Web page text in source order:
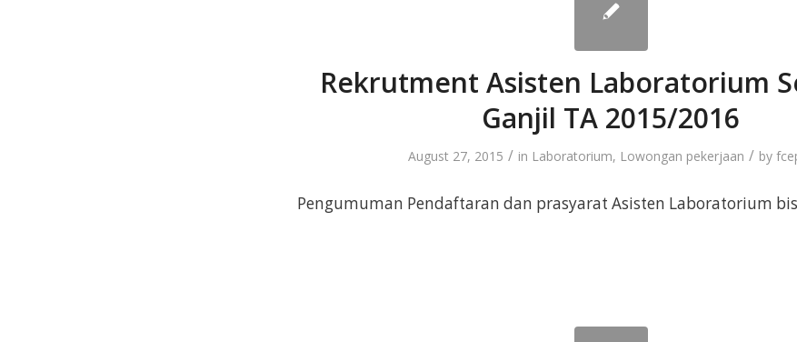
Rekrutment Asisten Laboratorium
Ganjil TA 2015/2016
August 27, 2015 / in Laboratorium, Lowongan pekerjaan / by
Pengumuman Pendaftaran dan prasyarat Asisten Laboratorium